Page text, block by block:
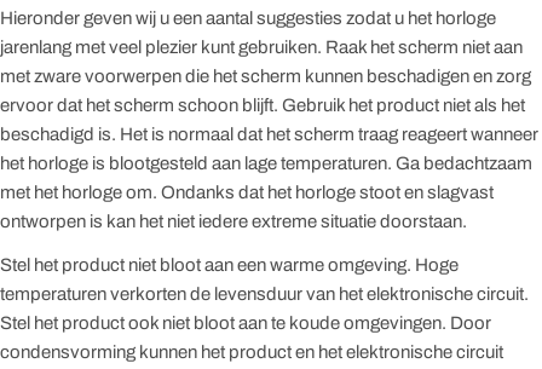
Hieronder geven wij u een aantal suggesties zodat u het horloge
jarenlang met veel plezier kunt gebruiken. Raak het scherm niet aan
met zware voorwerpen die het scherm kunnen beschadigen en zorg
ervoor dat het scherm schoon blijft. Gebruik het product niet als het
beschadigd is. Het is normaal dat het scherm traag reageert wanneer
het horloge is blootgesteld aan lage temperaturen. Ga bedachtzaam
met het horloge om. Ondanks dat het horloge stoot en slagvast
ontworpen is kan het niet iedere extreme situatie doorstaan.
Stel het product niet bloot aan een warme omgeving. Hoge
temperaturen verkorten de levensduur van het elektronische circuit.
Stel het product ook niet bloot aan te koude omgevingen. Door
condensvorming kunnen het product en het elektronische circuit